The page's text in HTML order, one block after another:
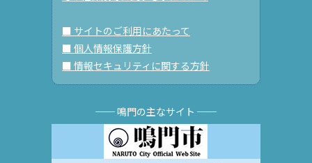
■ サイトのご利用にあたって
■ 個人情報保護方針
■ 情報セキュリティに関する方針
── 鳴門の主なサイト ──